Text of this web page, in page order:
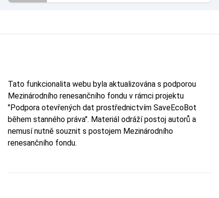
Tato funkcionalita webu byla aktualizována s podporou
Mezinárodního renesančního fondu v rámci projektu
"Podpora otevřených dat prostřednictvím SaveEcoBot
během stanného práva". Materiál odráží postoj autorů a
nemusí nutně souznit s postojem Mezinárodního
renesančního fondu.